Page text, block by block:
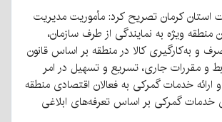
استان کرمان تصریح کرد: مأموریت مدیریت
منطقه ویژه به نمایندگی از طرف سازمان،
و به‌کارگیری کالا در منطقه بر اساس قانون
و مقررات جاری، تسریع و تسهیل در امر
ارائه خدمات گمرکی به فعالان اقتصادی منطقه
خدمات گمرکی بر اساس تعرفه‌های ابلاغی